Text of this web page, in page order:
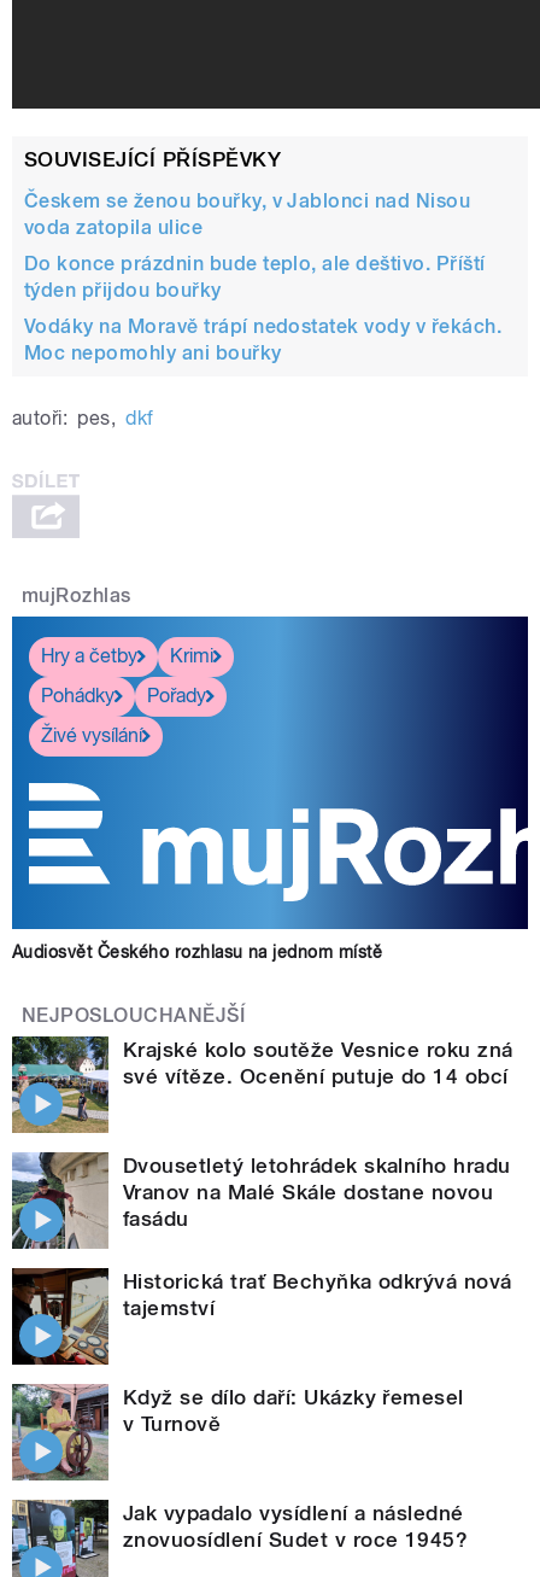
SOUVISEJÍCÍ PŘÍSPĚVKY
Českem se ženou bouřky, v Jablonci nad Nisou
voda zatopila ulice
Do konce prázdnin bude teplo, ale deštivo. Příští
týden přijdou bouřky
Vodáky na Moravě trápí nedostatek vody v řekách.
Moc nepomohly ani bouřky
autoři: pes, dkf
mujRozhlas
Hry a četby
Krimi
Pohádky
Pořady
Živé vysílání
Audiosvět Českého rozhlasu na jednom místě
NEJPOSLOUCHANĚJŠÍ
Krajské kolo soutěže Vesnice roku zná
své vítěze. Ocenění putuje do 14 obcí
Dvousetletý letohrádek skalního hradu
Vranov na Malé Skále dostane novou
fasádu
Historická trať Bechyňka odkrývá nová
tajemství
Když se dílo daří: Ukázky řemesel
v Turnově
Jak vypadalo vysídlení a následné
znovuosídlení Sudet v roce 1945?